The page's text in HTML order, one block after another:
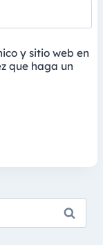
y sitio web en
que haga un